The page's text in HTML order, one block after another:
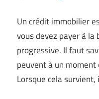
Un crédit immobilier
vous devez payer à la
progressive. Il faut
peuvent à un
Lorsque cela